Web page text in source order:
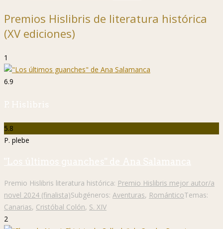
Premios Hislibris de literatura histórica
(XV ediciones)
1
6.9
P. Hislibris
5.8
P. plebe
"Los últimos guanches" de Ana Salamanca
Premio Hislibris literatura histórica: Premio Hislibris mejor autor/a
novel 2024 (finalista)Subgéneros: Aventuras, RománticoTemas:
Canarias, Cristóbal Colón, S. XIV
2